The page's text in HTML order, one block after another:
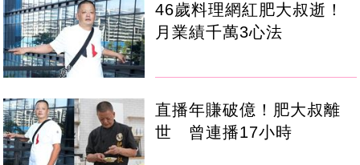
46歲料理網紅肥大叔逝！
月業績千萬3心法
直播年賺破億！肥大叔離
世 曾連播17小時